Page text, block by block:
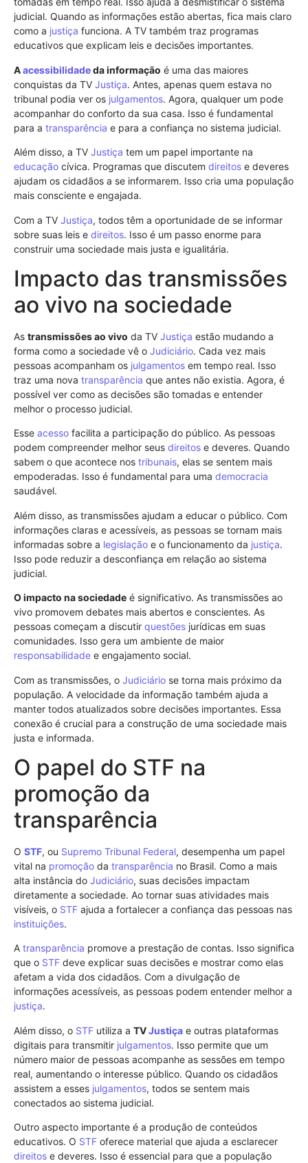
judicial. Quando as informações estão abertas, fica mais claro
como a justiça funciona. A TV também traz programas
educativos que explicam leis e decisões importantes.
Aacessibilidadeda informação é uma das maiores
conquistas da TV Justiça. Antes, apenas quem estava no
tribunal podia ver os julgamentos. Agora, qualquer um pode
acompanhar do conforto da sua casa. Isso é fundamental
para a transparência e para a confiança no sistema judicial.
Além disso, a TV Justiça tem um papel importante na
educação cívica. Programas que discutem direitos e deveres
ajudam os cidadãos a se informarem. Isso cria uma população
mais consciente e engajada.
Com a TV Justiça, todos têm a oportunidade de se informar
sobre suas leis e direitos. Isso é um passo enorme para
construir uma sociedade mais justa e igualitária.
Impacto das transmissões
ao vivo na sociedade
As transmissões ao vivo da TV Justiça estão mudando a
forma como a sociedade vê o Judiciário. Cada vez mais
pessoas acompanham os julgamentos em tempo real. Isso
traz uma nova transparência que antes não existia. Agora, é
possível ver como as decisões são tomadas e entender
melhor o processo judicial.
Esse acesso facilita a participação do público. As pessoas
podem compreender melhor seus direitos e deveres. Quando
sabem o que acontece nos tribunais, elas se sentem mais
empoderadas. Isso é fundamental para uma democracia
saudável.
Além disso, as transmissões ajudam a educar o público. Com
informações claras e acessíveis, as pessoas se tornam mais
informadas sobre a legislação e o funcionamento da justiça.
Isso pode reduzir a desconfiança em relação ao sistema
judicial.
O impacto na sociedade é significativo. As transmissões ao
vivo promovem debates mais abertos e conscientes. As
pessoas começam a discutir questões jurídicas em suas
comunidades. Isso gera um ambiente de maior
responsabilidade e engajamento social.
Com as transmissões, o Judiciário se torna mais próximo da
população. A velocidade da informação também ajuda a
manter todos atualizados sobre decisões importantes. Essa
conexão é crucial para a construção de uma sociedade mais
justa e informada.
O papel do STF na
promoção da
transparência
O STF, ou Supremo Tribunal Federal, desempenha um papel
vital na promoção da transparência no Brasil. Como a mais
alta instância do Judiciário, suas decisões impactam
diretamente a sociedade. Ao tornar suas atividades mais
visíveis, o STF ajuda a fortalecer a confiança das pessoas nas
instituições.
A transparência promove a prestação de contas. Isso significa
que o STF deve explicar suas decisões e mostrar como elas
afetam a vida dos cidadãos. Com a divulgação de
informações acessíveis, as pessoas podem entender melhor a
justiça.
Além disso, o STF utiliza a TVJustiça e outras plataformas
digitais para transmitir julgamentos. Isso permite que um
número maior de pessoas acompanhe as sessões em tempo
real, aumentando o interesse público. Quando os cidadãos
assistem a esses julgamentos, todos se sentem mais
conectados ao sistema judicial.
Outro aspecto importante é a produção de conteúdos
educativos. O STF oferece material que ajuda a esclarecer
direitos e deveres. Isso é essencial para que a população